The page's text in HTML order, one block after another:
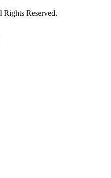
Reserved.